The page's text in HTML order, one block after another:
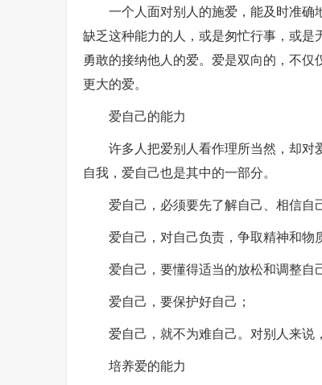
一个人面对别人的施爱，能及时准确
缺乏这种能力的人，或是匆忙行事，或
勇敢的接纳他人的爱。爱是双向的，不
更大的爱。
爱自己的能力
许多人把爱别人看作理所当然，却
自我，爱自己也是其中的一部分。
爱自己，必须要先了解自己、相信自
爱自己，对自己负责，争取精神和物
爱自己，要懂得适当的放松和调整自
爱自己，要保护好自己；
爱自己，就不为难自己。对别人来说
培养爱的能力